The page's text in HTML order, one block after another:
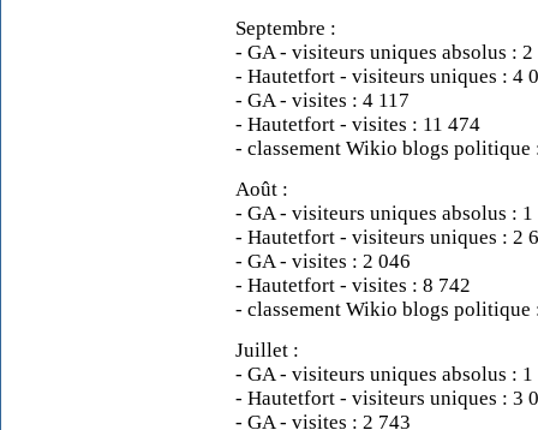
Septembre :
- GA - visiteurs uniques absolus : 2
- Hautetfort - visiteurs uniques : 4
- GA - visites : 4 117
- Hautetfort - visites : 11 474
- classement Wikio blogs politique
Août :
- GA - visiteurs uniques absolus : 1
- Hautetfort - visiteurs uniques : 2
- GA - visites : 2 046
- Hautetfort - visites : 8 742
- classement Wikio blogs politique
Juillet :
- GA - visiteurs uniques absolus : 1
- Hautetfort - visiteurs uniques : 3
- GA - visites : 2 743